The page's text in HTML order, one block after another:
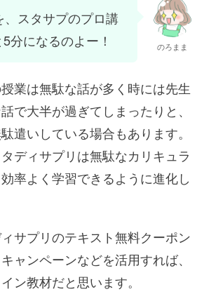
スタサプのプロ講
分になるのよー！
のろまま
業は無駄な話が多く時には先生
で大半が過ぎてしまったりと、
遣いしている場合もあります。
ディサプリは無駄なカリキュラ
率よく学習できるように進化し
サプリのテキスト無料クーポン
ャンペーンなどを活用すれば、
ン教材だと思います。